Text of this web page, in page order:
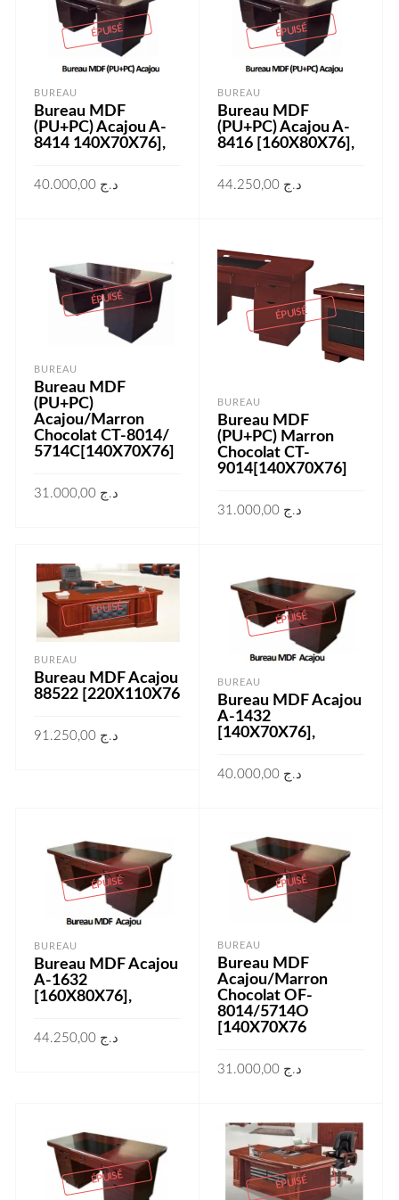
ÉPUISÉ
BUREAU
Bureau MDF
(PU+PC) Acajou A-
8414 140X70X76],
د.ج 40.000,00
ÉPUISÉ
BUREAU
Bureau MDF
(PU+PC) Acajou A-
8416 [160X80X76],
د.ج
ÉPUISÉ
BUREAU
Bureau MDF
(PU+PC)
Acajou/Marron
Chocolat CT-8014/
5714C[140X70X76]
د.ج 31.000,00
ÉPUISÉ
BUREAU
Bureau MDF
(PU+PC) Marron
Chocolat CT-
9014[140X70X76]
د.ج
ÉPUISÉ
BUREAU
Bureau MDF Acajou
88522 [220X110X76
د.ج 91.250,00
ÉPUISÉ
BUREAU
Bureau MDF Acajou
A-1432
[140X70X76],
د.ج
ÉPUISÉ
BUREAU
Bureau MDF Acajou
A-1632
[160X80X76],
د.ج 44.250,00
ÉPUISÉ
BUREAU
Bureau MDF
Acajou/Marron
Chocolat OF-
8014/5714O
[140X70X76
د.ج
ÉPUISÉ ÉPUISÉ